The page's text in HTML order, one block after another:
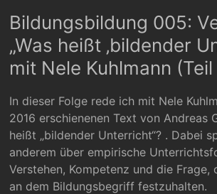
Bildungsbildung 005:
„Was heißt ‚bildender
mit Nele Kuhlmann (Teil
In dieser Folge rede ich mit Nele
2016 erschienenen Text von Andreas
heißt „bildender Unterricht“? . Dabei
anderem über empirische
Verstehen, Kompetenz und die Frage,
an dem Bildungsbegriff festzuhalten.